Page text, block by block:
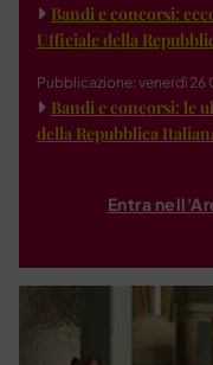
Bandi e concorsi:
Ufficiale della
Pubblicazione: venerdì 26
Bandi e concorsi: le
della Repubblica
Entra